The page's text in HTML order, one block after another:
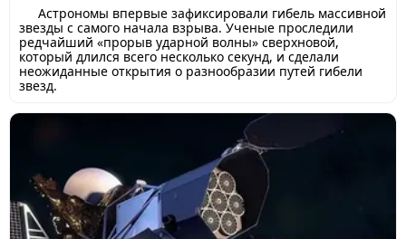
Астрономы впервые зафиксировали гибель массивной
звезды с самого начала взрыва. Ученые проследили
редчайший «прорыв ударной волны» сверхновой,
который длился всего несколько секунд, и сделали
неожиданные открытия о разнообразии путей гибели
звезд.